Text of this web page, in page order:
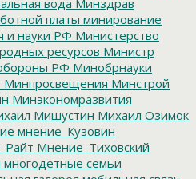
платы минирование
и науки РФ Министерство
ресурсов Министр
РФ Минобрнауки
Минпросвещения Минстрой
Минэкономразвития
Мишустин Михаил Озимок
мнение_Кузовин
Мнение_Тиховский
многодетные семьи